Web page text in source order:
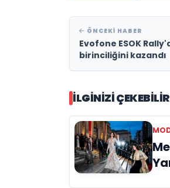
ÖNCEKI HABER
Evofone ESOK
birinciliğini kazandı
İLGINIZI ÇEKEBILIR